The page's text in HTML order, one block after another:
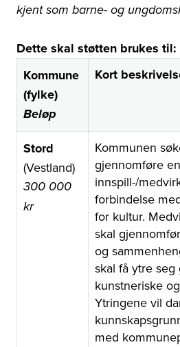
kjent som barne- og
Dette skal støtten brukes til:
Kommune
(fylke)
Beløp
Kort
Stord
(Vestland)
300 000
kr
Kommunen
gjennomføre en
innspill-/
forbindelse
for kultur.
skal
og
skal få ytre seg
kunstneriske
Ytringene vil
med